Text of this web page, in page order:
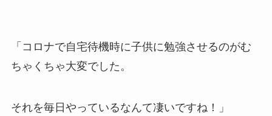
「コロナで自宅待機時に子供に勉強させるのがむ
ちゃくちゃ大変でした。
それを毎日やっているなんて凄いですね！」